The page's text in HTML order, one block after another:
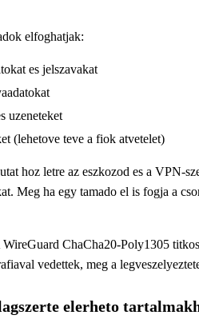
elfoghatjak:
es jelszavakat
uzeneteket
(lehetove teve a fiok atvetelet)
hoz letre az eszkozod es a VPN-
Meg ha egy tamado el is fogja a
WireGuard ChaCha20-Poly1305
vedettek, meg a
elerheto